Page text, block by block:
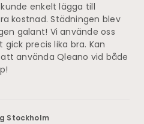
enkelt lägga till
kostnad. Städningen blev
galant! Vi använde oss
precis lika bra. Kan
använda Qleano vid både
Stockholm